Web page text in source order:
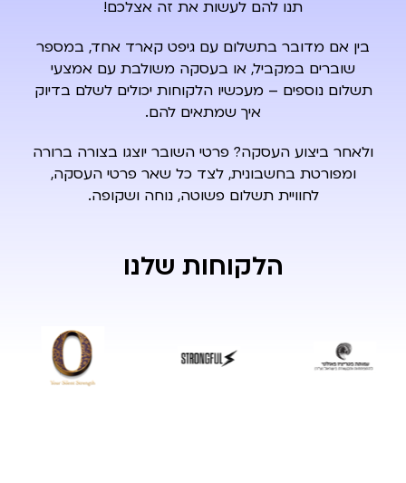
תנו להם לעשות את זה אצלכם!
בין אם מדובר בתשלום עם גיפט קארד אחד, במספר
שוברים במקביל, או בעסקה משולבת עם אמצעי
תשלום נוספים – מעכשיו הלקוחות יכולים לשלם בדיוק
איך שמתאים להם.
ולאחר ביצוע העסקה? פרטי השובר יוצגו בצורה ברורה
ומפורטת בחשבונית, לצד כל שאר פרטי העסקה,
לחוויית תשלום פשוטה, נוחה ושקופה.
הלקוחות שלנו